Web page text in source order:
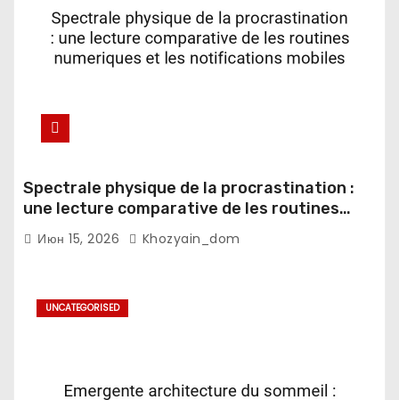
Spectrale physique de la procrastination :
une lecture comparative de les routines
numeriques et les notifications mobiles
Июн 15, 2026 Khozyain_dom
UNCATEGORISED